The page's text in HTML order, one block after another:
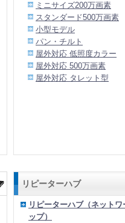
ミニサイズ200万画素
スタンダード500万画素
小型モデル
パン・チルト
屋外対応 低照度カラー
屋外対応 500万画素
屋外対応 タレット型
リピーターハブ
リピーターハブ（ネットワ
ップ）